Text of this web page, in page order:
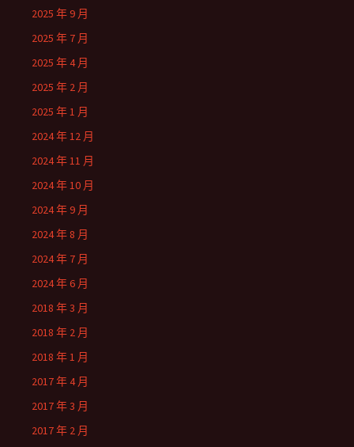
2025 年 9 月
2025 年 7 月
2025 年 4 月
2025 年 2 月
2025 年 1 月
2024 年 12 月
2024 年 11 月
2024 年 10 月
2024 年 9 月
2024 年 8 月
2024 年 7 月
2024 年 6 月
2018 年 3 月
2018 年 2 月
2018 年 1 月
2017 年 4 月
2017 年 3 月
2017 年 2 月